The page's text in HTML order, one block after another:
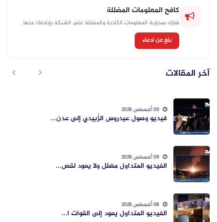
كافح المعلومات المضللة
شارك بمحاربة المعلومات الكاذبة والمضللة على الشبكة بإبلاغك عنها.
بلغ عن ادعاء
آخر المقالات
فيديو وصول عيدروس الزُبيدي إلى عدن...
الفيديو المتداول مضلل ولا يعود لقص...
الفيديو المتداول يعود إلى القوات ا...